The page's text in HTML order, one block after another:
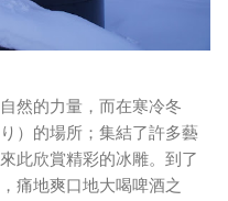
然的力量，而在寒冷冬
）的場所；集結了許多藝
此欣賞精彩的冰雕。到了
痛地爽口地大喝啤酒之